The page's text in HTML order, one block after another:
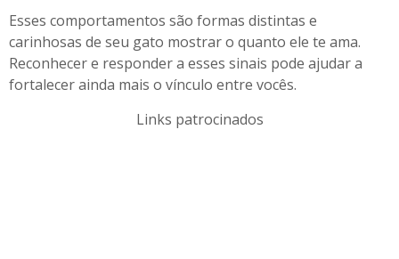
Esses comportamentos são formas distintas e
carinhosas de seu gato mostrar o quanto ele te ama.
Reconhecer e responder a esses sinais pode ajudar a
fortalecer ainda mais o vínculo entre vocês.
Links patrocinados